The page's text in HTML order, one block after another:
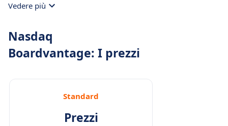
Vedere più
Nasdaq
Boardvantage: I prezzi
Standard
Prezzi